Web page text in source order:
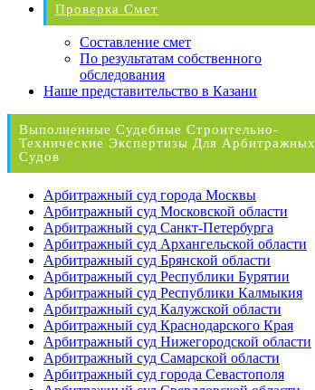
Проверка Смет
Составление смет
По результатам собственного
обследования
Наше представительство в Казани
Выполненные Судебные Строительно-
Технические Экспертизы Для Арбитражных
Судов
Арбитражный суд города Москвы
Арбитражный суд Московской области
Арбитражный суд Санкт-Петербурга
Арбитражный суд Архангельской области
Арбитражный суд Брянской области
Арбитражный суд Республики Бурятии
Арбитражный суд Республики Калмыкия
Арбитражный суд Калужской области
Арбитражный суд Краснодарского Края
Арбитражный суд Нижегородской области
Арбитражный суд Самарской области
Арбитражный суд города Севастополя